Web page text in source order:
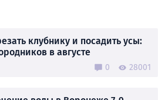
клубнику и посадить усы:
в августе
0 28001